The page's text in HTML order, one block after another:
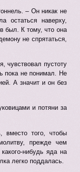
– Он никак не
остаться наверху,
был. К тому, что она
не спрятаться,
чувствовал пустоту
пока не понимал. Не
А значит и он без
и потяни за
вместо того, чтобы
прежде чем
нибудь яда на
легко поддалась.